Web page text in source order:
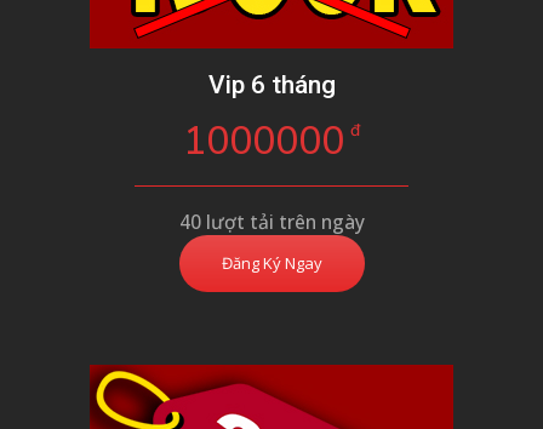
Vip 6 tháng
1000000 đ
40 lượt tải trên ngày
Đăng Ký Ngay